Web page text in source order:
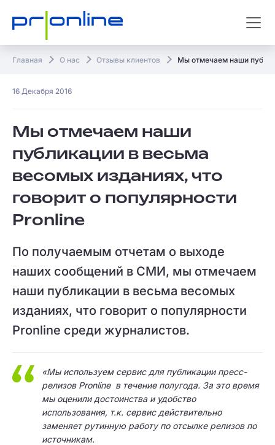
Главная О нас Отзывы клиентов Мы отмечаем наши
16 Декабря 2016
Мы отмечаем наши
публикации в весьма
весомых изданиях, что
говорит о популярности
Pronline
По получаемым отчетам о выходе
наших сообщений в СМИ, мы отмечаем
наши публикации в весьма весомых
изданиях, что говорит о популярности
Pronline среди журналистов.
«Мы используем сервис для публикации пресс-
релизов Pronline в течение полугода. За это время
мы оценили достоинства и удобство
использования, т.к. сервис действительно
заменяет рутинную работу по отсылке релизов по
источникам.